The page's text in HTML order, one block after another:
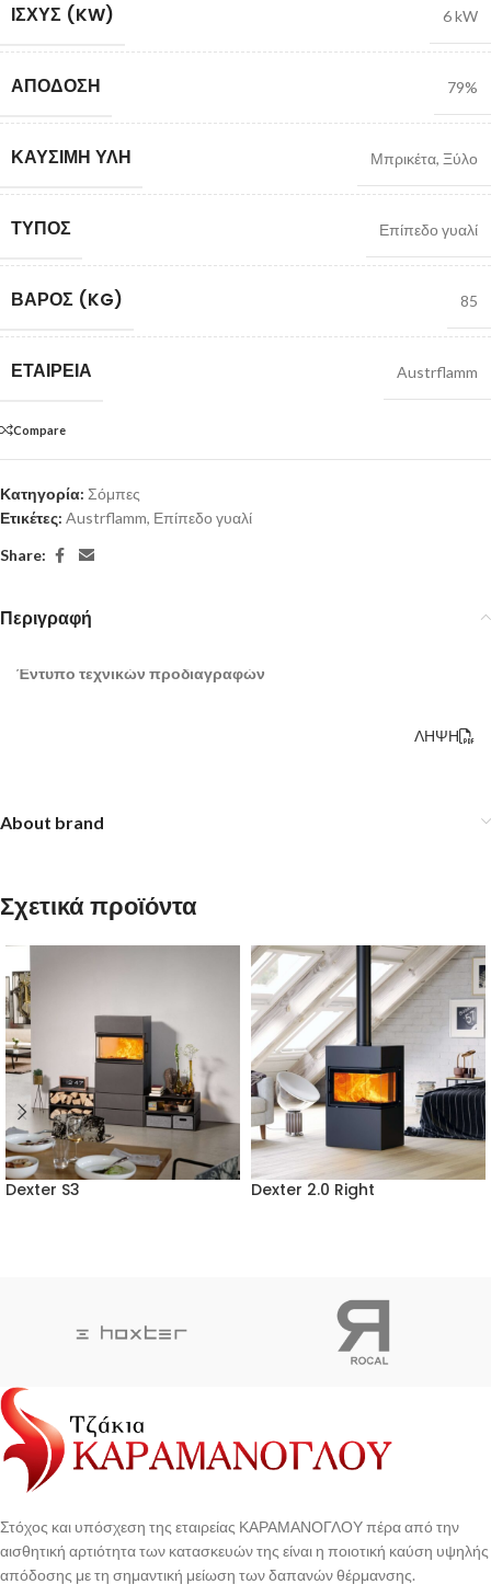
ΙΣΧΎΣ (KW) 6 kW
ΑΠΌΔΟΣΗ 79%
ΚΑΎΣΙΜΗ ΎΛΗ Μπρικέτα, Ξύλο
ΤΎΠΟΣ Επίπεδο γυαλί
ΒΆΡΟΣ (KG) 85
ΕΤΑΙΡΕΊΑ Austrflamm
Compare
Κατηγορία: Σόμπες
Ετικέτες: Austrflamm, Επίπεδο γυαλί
Share:
Περιγραφή
Έντυπο τεχνικών προδιαγραφών
ΛΗΨΗ
About brand
Σχετικά προϊόντα
Dexter S3 Dexter 2.0 Right
Στόχος και υπόσχεση της εταιρείας ΚΑΡΑΜΑΝΟΓΛΟΥ πέρα από την
αισθητική αρτιότητα των κατασκευών της είναι η ποιοτική καύση υψηλής
απόδοσης με τη σημαντική μείωση των δαπανών θέρμανσης.